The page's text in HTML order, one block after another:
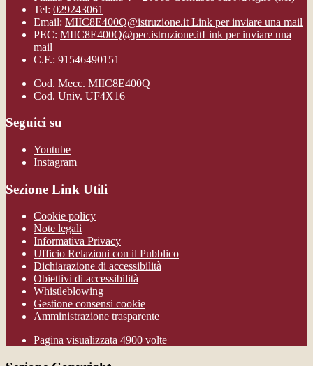
Tel: 029243061
Email: MIIC8E400Q@istruzione.it Link per inviare una mail
PEC: MIIC8E400Q@pec.istruzione.itLink per inviare una
mail
C.F.: 91546490151
Cod. Mecc. MIIC8E400Q
Cod. Univ. UF4X16
Seguici su
Youtube
Instagram
Sezione Link Utili
Cookie policy
Note legali
Informativa Privacy
Ufficio Relazioni con il Pubblico
Dichiarazione di accessibilità
Obiettivi di accessibilità
Whistleblowing
Gestione consensi cookie
Amministrazione trasparente
Pagina visualizzata 4900 volte